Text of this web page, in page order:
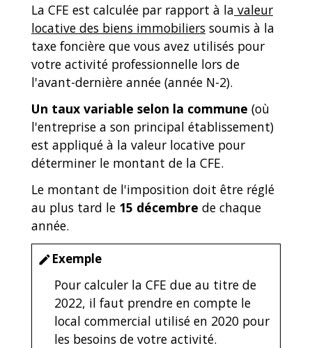
La CFE est calculée par rapport à la valeur
locative des biens immobiliers soumis à la
taxe foncière que vous avez utilisés pour
votre activité professionnelle lors de
l'avant-dernière année (année N-2).
Un taux variable selon la commune (où
l'entreprise a son principal établissement)
est appliqué à la valeur locative pour
déterminer le montant de la CFE.
Le montant de l'imposition doit être réglé
au plus tard le 15 décembre de chaque
année.
edit Exemple
Pour calculer la CFE due au titre de
2022, il faut prendre en compte le
local commercial utilisé en 2020 pour
les besoins de votre activité.